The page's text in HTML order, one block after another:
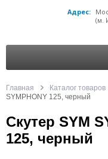
Адрес:
(м.
Главная Каталог товаров
SYMPHONY 125, черный
Скутер SYM
125, черный